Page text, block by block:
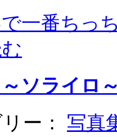
で一番ち
ソライロ
ー： 写真